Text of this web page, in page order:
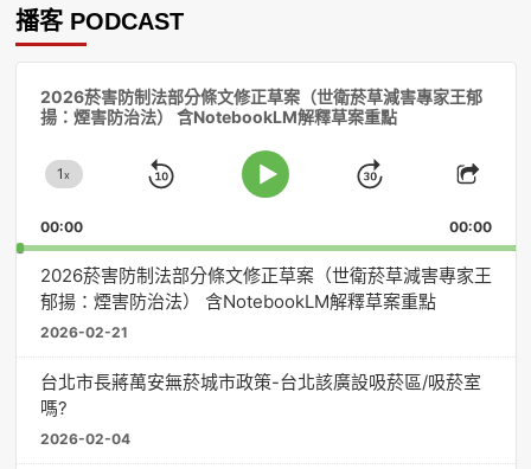
播客 PODCAST
2026菸害防制法部分條文修正草案（世衛菸草減害專家王郁
揚：煙害防治法） 含NotebookLM解釋草案重點
Change
Rate
1x
Skip
Play
Jump
Forward
Share
00:00 00:00
2026菸害防制法部分條文修正草案（世衛菸草減害專家王
郁揚：煙害防治法） 含NotebookLM解釋草案重點
2026-02-21
台北市長蔣萬安無菸城市政策-台北該廣設吸菸區/吸菸室
嗎?
2026-02-04